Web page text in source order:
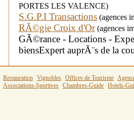
PORTES LES VALENCE)
S.G.P.I Transactions (agences
RÃ©gie Croix d'Or(agences
GÃ©rance - Locations -
biensExpert auprÃ¨s de la
Restauration Vignobles Offices de Tourisme
Associations-Sportives Chambres-Guide Hotels-